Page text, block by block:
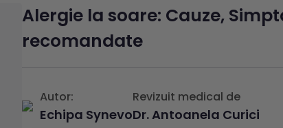
Alergie la soare: Cauze,
recomandate
Autor:
Echipa Synevo
Revizuit medical de
Dr. Antoanela Curici